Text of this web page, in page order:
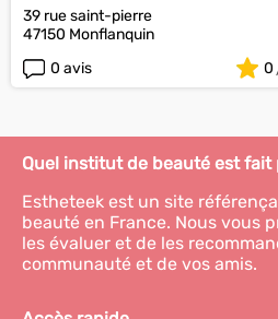
39 rue saint-pierre
47150 Monflanquin
0 avis
0
Quel institut de beauté est fait
Estheteek est un site
beauté en France. Nous vous
les évaluer et de les
communauté et de vos amis.